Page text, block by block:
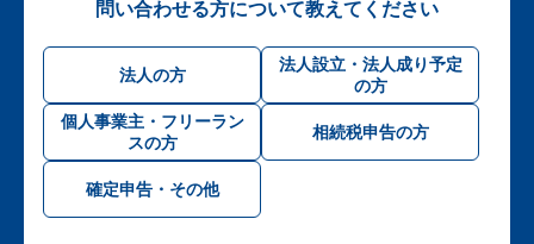
問い合わせる方について教えてください
法人の方
法人設立・法人成り予定
の方
個人事業主・フリーラン
スの方
相続税申告の方
確定申告・その他